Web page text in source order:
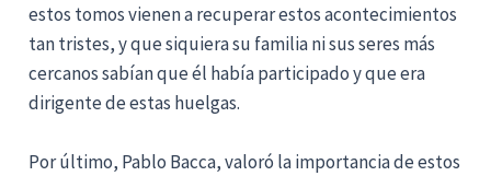
estos tomos vienen a recuperar estos acontecimientos
tan tristes, y que siquiera su familia ni sus seres más
cercanos sabían que él había participado y que era
dirigente de estas huelgas.
Por último, Pablo Bacca, valoró la importancia de estos